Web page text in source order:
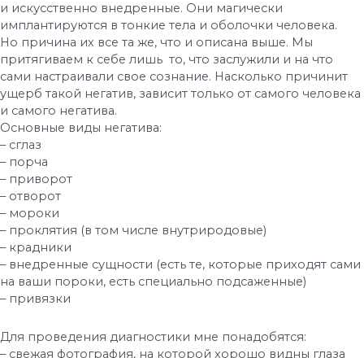
и искусственно внедренные. Они магически
имплантируются в тонкие тела и оболочки человека.
Но причина их все та же, что и описана выше. Мы
притягиваем к себе лишь то, что заслужили и на что
сами настраивали свое сознание. Насколько причинит
ущерб такой негатив, зависит только от самого человека
и самого негатива.
Основные виды негатива:
– сглаз
– порча
– приворот
– отворот
– мороки
– проклятия (в том числе внутриродовые)
– крадники
– внедренные сущности (есть те, которые приходят сами
на ваши пороки, есть специально подсаженные)
– привязки
Для проведения диагностики мне понадобятся:
– свежая фотография, на которой хорошо видны глаза